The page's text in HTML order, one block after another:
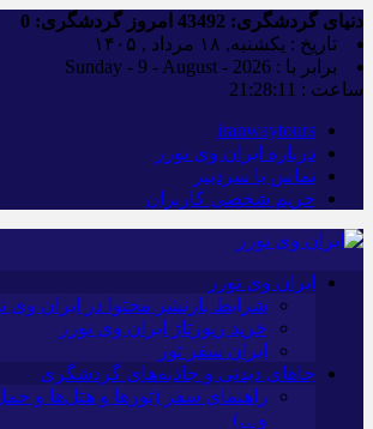
دنیای گردشگری: امروز گردشگری:
تاریخ : یکشنبه, ۱۸ مرداد , ۱۴۰۵
برابر با : Sunday - 9 - August - 2026
ساعت : 21:28:12
iranwaytours
درباره ایران وی تورز
تماس با سردبیر
حریم شخصی کاربران
ایران وی تورز
شرایط بازنشر محتوا در ایران وی
خرید رپورتاژ ایران وی تورز
ایران سفر تور
جاهای دیدنی و جاذبه‌های گردشگری
راهنمای سفر (تورها و هتل‌ها و
و…)